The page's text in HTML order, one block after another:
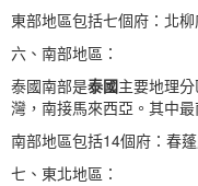
東部地區包括七個府：北
六、南部地區：
泰國南部是泰國主要地理
灣，南接馬來西亞。其中
南部地區包括14個府：春
七、東北地區：